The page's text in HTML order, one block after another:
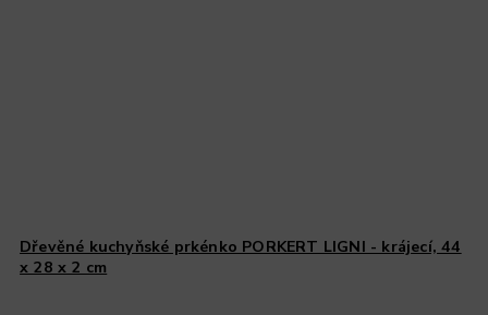
Dřevěné kuchyňské prkénko PORKERT LIGNI - krájecí, 44
x 28 x 2 cm